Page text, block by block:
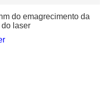
do emagrecimento da
do laser